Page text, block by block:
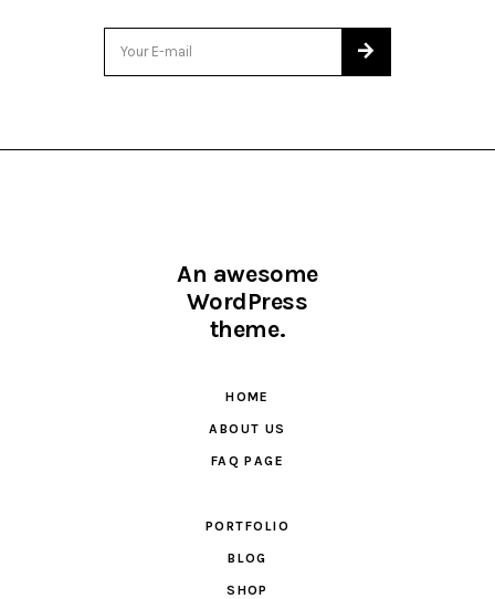
An awesome
WordPress
theme.
HOME
ABOUT US
FAQ PAGE
PORTFOLIO
BLOG
SHOP